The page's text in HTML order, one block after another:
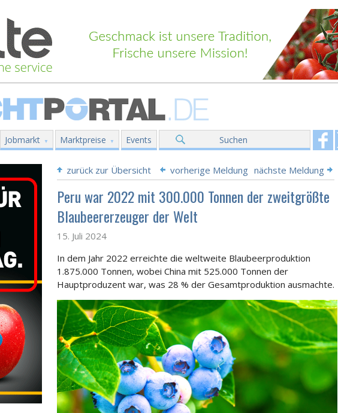
Jobmarkt Marktpreise Events Suchen
zurück zur Übersicht vorherige Meldung nächste Meldung
Peru war 2022 mit 300.000 Tonnen der zweitgrößte
Blaubeererzeuger der Welt
15. Juli 2024
In dem Jahr 2022 erreichte die weltweite Blaubeerproduktion
1.875.000 Tonnen, wobei China mit 525.000 Tonnen der
Hauptproduzent war, was 28 % der Gesamtproduktion ausmachte.